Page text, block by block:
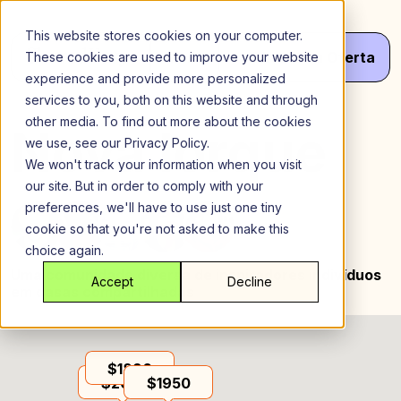
This website stores cookies on your computer.
These cookies are used to improve your website
experience and provide more personalized
services to you, both on this website and through
other media. To find out more about the cookies
we use, see our Privacy Policy.
We won't track your information when you visit
our site. But in order to comply with your
preferences, we'll have to use just one tiny
cookie so that you're not asked to make this
choice again.
Accept Decline
Ir
conteúdo
Menu ObterSeu Oferta
Nova Iorque
Uma comunidade diversa de inspiradores
indivíduos
em casas compartilhadas
$2019
$1890
$1950